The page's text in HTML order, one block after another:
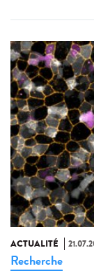
ACTUALITÉ
Recherche